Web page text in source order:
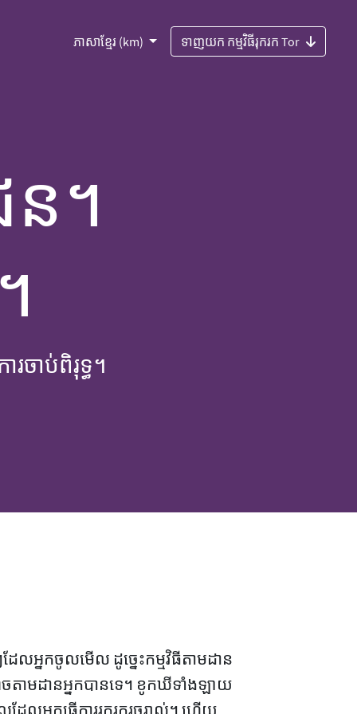
ភាសាខ្មែរ (km) ទាញយក កម្មវិធីរុករក Tor
។
រចាប់ពិរុទ្ធ។
លអ្នកចូលមើល ដូច្នេះកម្មវិធីតាមដាន
តាមដានអ្នកបានទេ។ ខូកឃីទាំងឡាយ